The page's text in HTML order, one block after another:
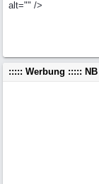
alt="" />
::::: Werbung ::::: NB